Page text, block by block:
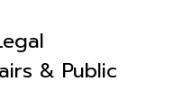
& Public